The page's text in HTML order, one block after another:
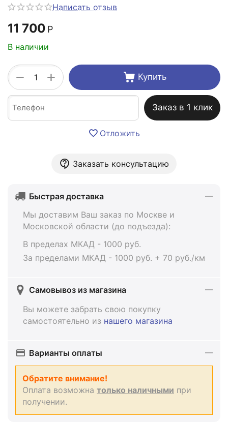
Написать отзыв
11 700 Р
В наличии
+
− Купить
Заказ в 1 клик
Отложить
Заказать консультацию
Быстрая доставка
Мы доставим Ваш заказ по Москве и
Московской области (до подъезда):
В пределах МКАД - 1000 руб.
За пределами МКАД - 1000 руб. + 70 руб./км
Самовывоз из магазина
Вы можете забрать свою покупку
самостоятельно из нашего магазина
Варианты оплаты
Обратите внимание!
Оплата возможна только наличными при
получении.